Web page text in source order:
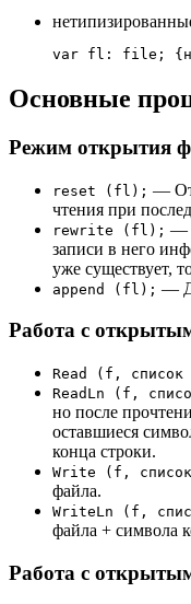
var fl : file ;
Основные
Режим открытия
reset (fl); —
чтения при
rewrite (fl); —
записи в него
уже существует,
append (fl); —
Работа с
Read (f, список
ReadLn (f,
но после
оставшиеся
конца строки.
Write (f, список
файла.
WriteLn (f,
файла + символа
Работа с